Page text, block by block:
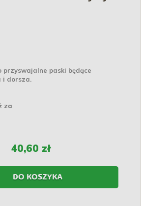
przyswajalne paski będące
i dorsza.
za
40,60 zł
DO KOSZYKA